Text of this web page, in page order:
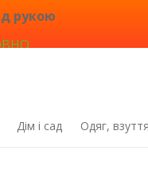
рукою
Дім і сад Одяг,